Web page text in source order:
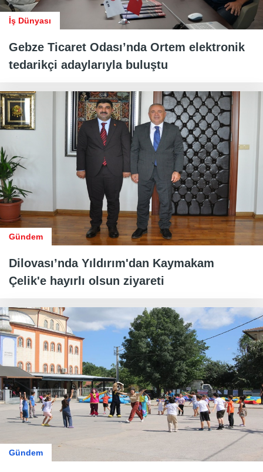
İş Dünyası
Gebze Ticaret Odası’nda Ortem elektronik
tedarikçi adaylarıyla buluştu
Gündem
Dilovası’nda Yıldırım'dan Kaymakam
Çelik'e hayırlı olsun ziyareti
Gündem